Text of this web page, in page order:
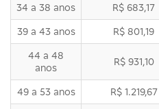
34 a 38 anos R$ 683,17
39 a 43 anos R$ 801,19
44 a 48
anos
R$ 931,10
49 a 53 anos R$ 1.219,67